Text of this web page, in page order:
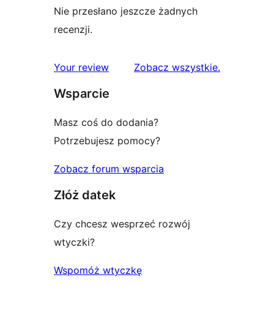
Nie przesłano jeszcze żadnych
recenzji.
Your review Zobacz wszystkierecenzje
.
Wsparcie
Masz coś do dodania?
Potrzebujesz pomocy?
Zobacz forum wsparcia
Złóż datek
Czy chcesz wesprzeć rozwój
wtyczki?
Wspomóż wtyczkę